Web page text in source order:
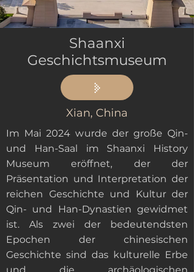
Shaanxi
Geschichtsmuseum
Xian, China
Im Mai 2024 wurde der große Qin-
und Han-Saal im Shaanxi History
Museum eröffnet, der der
Präsentation und Interpretation der
reichen Geschichte und Kultur der
Qin- und Han-Dynastien gewidmet
ist. Als zwei der bedeutendsten
Epochen der chinesischen
Geschichte sind das kulturelle Erbe